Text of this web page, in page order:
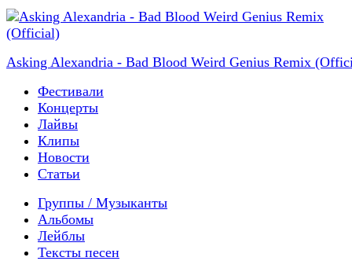
Asking Alexandria - Bad Blood Weird Genius Remix
Фестивали
Концерты
Лайвы
Клипы
Новости
Статьи
Группы / Музыканты
Альбомы
Лейблы
Тексты песен